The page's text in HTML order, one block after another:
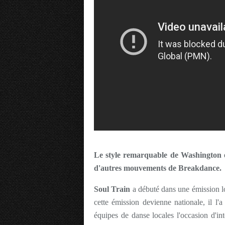
Le style remarquable de Washington
d'autres mouvements de Breakdance.
Soul Train a débuté dans une émission
cette émission devienne nationale, il
équipes de danse locales l'occasion